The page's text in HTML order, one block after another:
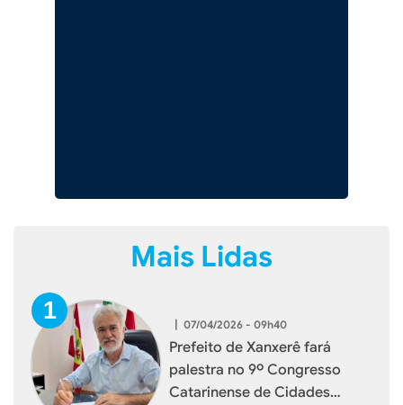
Mais Lidas
| 07/04/2026 - 09h40
Prefeito de Xanxerê fará
palestra no 9º Congresso
Catarinense de Cidades